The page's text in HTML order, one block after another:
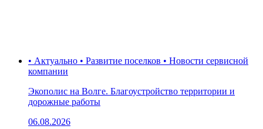
• Актуально • Развитие поселков • Новости сервисной
компании
Экополис на Волге. Благоустройство территории и
дорожные работы
06.08.2026